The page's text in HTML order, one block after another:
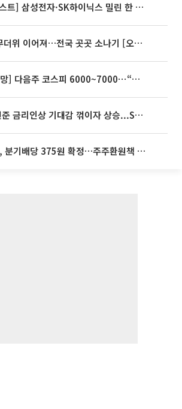
[베스트&워스트] 삼성전자·SK하이닉스 밀린 한 주…상상인증권은 85% 급등
35도 안팎 무더위 이어져…전국 곳곳 소나기 [오늘 날씨]
[주간증시전망] 다음주 코스피 6000~7000⋯“外人 수급은 정책이 변수”
뉴욕증시, 연준 금리인상 기대감 꺾이자 상승...S&P500 사상 최고치 [종합]
SK하이닉스, 분기배당 375원 확정…주주환원책 9월로 앞당겨 발표